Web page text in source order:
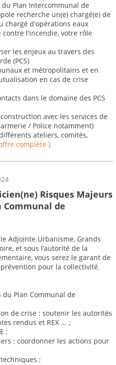
Plan Intercommunal de
recherche un(e) chargé(e) de
chargé d'opérations eaux
l'incendie, votre rôle
les enjeux au travers des
(PCS)
et métropolitains et en
en cas de crise
dans le domaine des PCS
avec les services de
/ Police notamment)
ateliers, comités,
complète ]
Risques Majeurs
Communal de
Adjointe Urbanisme, Grands
et sous l’autorité de la
vous serez le garant de
pour la collectivité.
Plan Communal de
de crise : soutenir les autorités
rendus et REX ... ;
;
: coordonner les actions pour
;